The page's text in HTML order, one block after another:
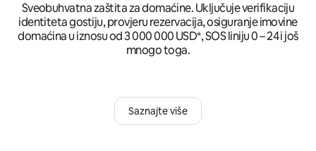
Sveobuhvatna zaštita za domaćine. Uključuje verifikaciju
identiteta gostiju, provjeru rezervacija, osiguranje imovine
domaćina u iznosu od 3 000 000 USD*, SOS liniju 0 – 24 i još
mnogo toga.
Saznajte više